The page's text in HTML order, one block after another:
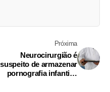
Próxima
Neurocirurgião é
suspeito de armazenar
pornografia infantil e